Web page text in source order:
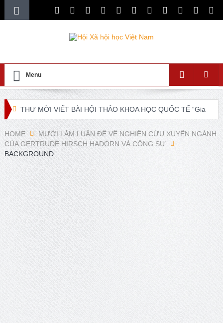
Menu
THƯ MỜI VIẾT BÀI HỘI THẢO KHOA HỌC QUỐC TẾ “Gia
đình Châu Á trong bối cảnh hội nhập quốc tế và chuyển đổi
số”
XXI ISA World Congress of Sociology Global Sociology in
Turbulent Times July 4 – 10, 2027
Lễ ra mắt Chi hội xã hội học giáo dục và Tọa đàm khoa
học “Các vấn đề nổi bật trong nghiên cứu về xã hội học giáo
dục”.
Young People’s (Self-)Positioning in the World:
Subjectivities, Discourses, and Inequalities
Presidential Corner – Geoffrey Pleyers ISA President 2023-
2027
HOME
MƯỜI LĂM LUẬN ĐỀ VỀ NGHIÊN CỨU XUYÊN NGÀNH
CỦA GERTRUDE HIRSCH HADORN VÀ CỘNG SỰ
BACKGROUND